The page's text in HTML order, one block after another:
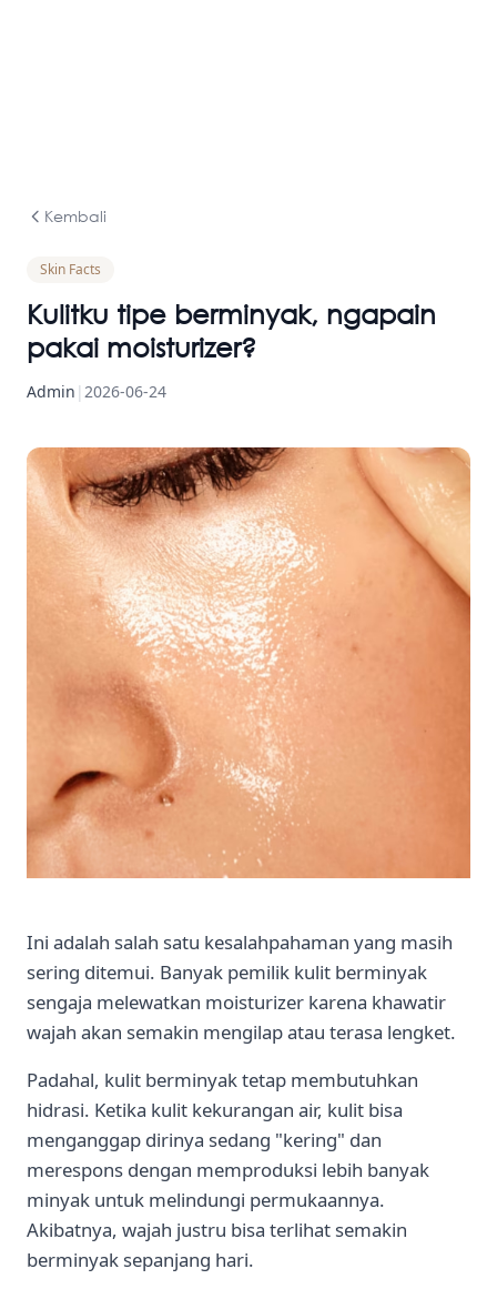
Kembali
Skin Facts
Kulitku tipe berminyak, ngapain
pakai moisturizer?
Admin | 2026-06-24
Ini adalah salah satu kesalahpahaman yang masih
sering ditemui. Banyak pemilik kulit berminyak
sengaja melewatkan moisturizer karena khawatir
wajah akan semakin mengilap atau terasa lengket.
Padahal, kulit berminyak tetap membutuhkan
hidrasi. Ketika kulit kekurangan air, kulit bisa
menganggap dirinya sedang "kering" dan
merespons dengan memproduksi lebih banyak
minyak untuk melindungi permukaannya.
Akibatnya, wajah justru bisa terlihat semakin
berminyak sepanjang hari.